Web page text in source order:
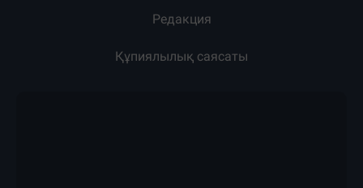
Редакция
Құпиялылық саясаты